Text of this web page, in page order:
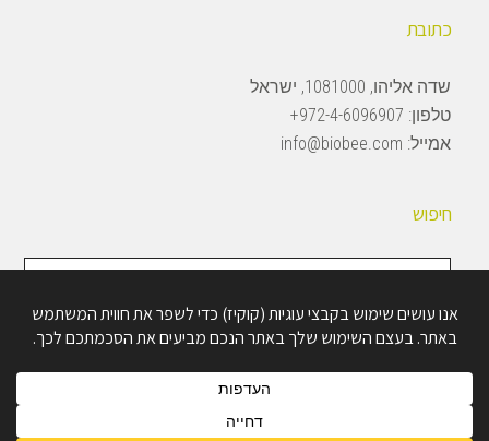
כתובת
שדה אליהו, 1081000, ישראל
טלפון: 972-4-6096907+
אמייל: info@biobee.com
חיפוש
חיפוש